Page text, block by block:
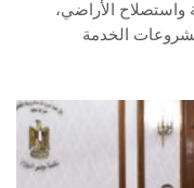
واستصلاح الأراضي،
مشروعات الخدمة